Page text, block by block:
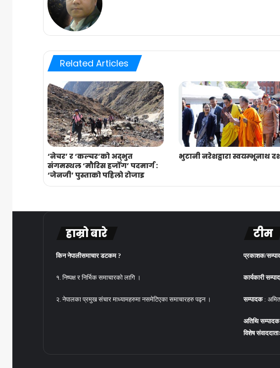
Related Articles
‘नेचर’ र ‘कल्चर’को अद्भुत
संगमस्थल ‘मौरिस हर्जोग’ पदमार्ग :
‘जेनजी’ पुस्ताको पहिलो रोजाइ
भुटानी नरेशद्वारा स्वयम्भूनाथ
हाम्रो बारे
किन नेपालीसमाचार डटकम ?
१. निष्पक्ष र निर्भिक समाचारको लागि ।
२. नेपालका प्रमुख संचार माध्यामहरुमा नसमेटिएका समाचारहरु पढ्न ।
टीम
प्रकाशक/
कार्यकारी
सम्पादक:
अतिथि सम्पादक
विशेष संवाददाताः